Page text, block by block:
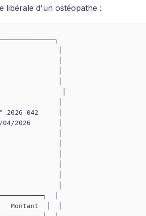
libérale d'un ostéopathe :
│
│
│
│
│
042     │
2026       │
│
│
│
│
│  │